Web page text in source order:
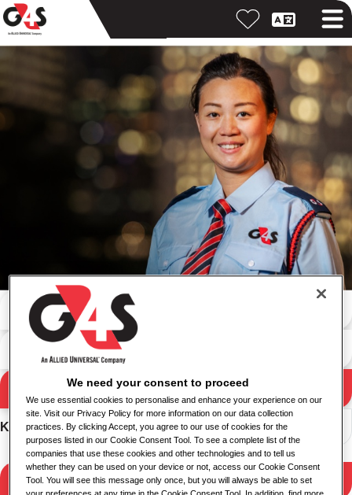
Meklēšanas rezultāti
Meklēt pēc atslēgvārda
Meklēt pēc atrašanās vietas
Meklēt
Kārtot
Filtrēt rezultātus
We need your consent to proceed
We use essential cookies to personalise and enhance your experience on our
site. Visit our Privacy Policy for more information on our data collection
practices. By clicking Accept, you agree to our use of cookies for the
purposes listed in our Cookie Consent Tool. To see a complete list of the
companies that use these cookies and other technologies and to tell us
whether they can be used on your device or not, access our Cookie Consent
Tool. You will see this message only once, but you will always be able to set